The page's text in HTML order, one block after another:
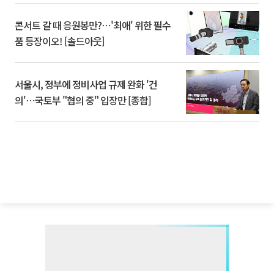
콘서트 갈 때 응원봉만?⋯'최애' 위한 필수
품 등장이오! [솔드아웃]
서울시, 정부에 정비사업 규제 완화 '건
의'⋯국토부 "협의 중" 입장만 [종합]